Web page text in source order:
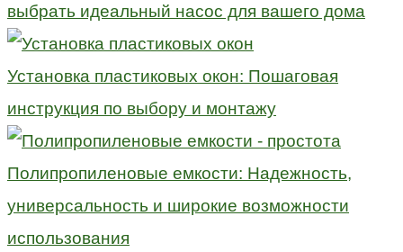
выбрать идеальный насос для вашего дома
Установка пластиковых окон: Пошаговая
инструкция по выбору и монтажу
Полипропиленовые емкости: Надежность,
универсальность и широкие возможности
использования